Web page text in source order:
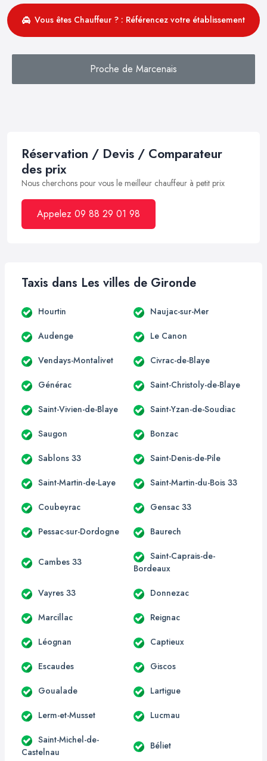
Vous êtes Chauffeur ? : Référencez votre établissement
Proche de Marcenais
Réservation / Devis / Comparateur
des prix
Nous cherchons pour vous le meilleur chauffeur à petit prix
Appelez 09 88 29 01 98
Taxis dans Les villes de Gironde
Hourtin Naujac-sur-Mer
Audenge Le Canon
Vendays-Montalivet Civrac-de-Blaye
Générac Saint-Christoly-de-Blaye
Saint-Vivien-de-Blaye Saint-Yzan-de-Soudiac
Saugon Bonzac
Sablons 33 Saint-Denis-de-Pile
Saint-Martin-de-Laye Saint-Martin-du-Bois 33
Coubeyrac Gensac 33
Pessac-sur-Dordogne Baurech
Cambes 33
Saint-Caprais-de-
Bordeaux
Vayres 33 Donnezac
Marcillac Reignac
Léognan Captieux
Escaudes Giscos
Goualade Lartigue
Lerm-et-Musset Lucmau
Saint-Michel-de-
Castelnau
Béliet